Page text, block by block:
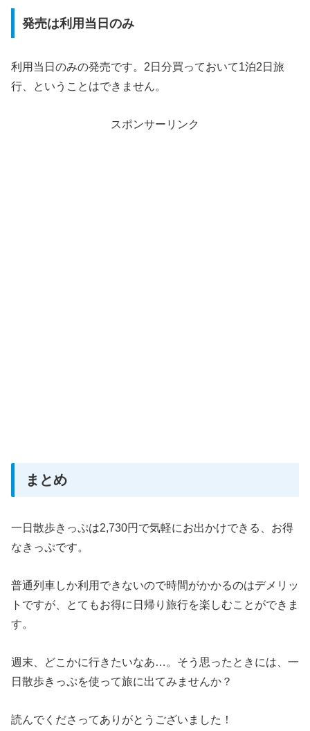
発売は利用当日のみ
利用当日のみの発売です。2日分買っておいて1泊2日旅
行、ということはできません。
スポンサーリンク
まとめ
一日散歩きっぷは2,730円で気軽にお出かけできる、お得
なきっぷです。
普通列車しか利用できないので時間がかかるのはデメリッ
トですが、とてもお得に日帰り旅行を楽しむことができま
す。
週末、どこかに行きたいなあ…。そう思ったときには、一
日散歩きっぷを使って旅に出てみませんか？
読んでくださってありがとうございました！